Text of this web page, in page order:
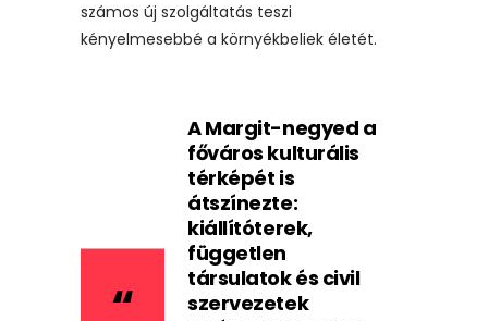
számos új szolgáltatás teszi
kényelmesebbé a környékbeliek életét.
A Margit-negyed a
főváros kulturális
térképét is
átszínezte:
kiállítóterek,
független
társulatok és civil
szervezetek